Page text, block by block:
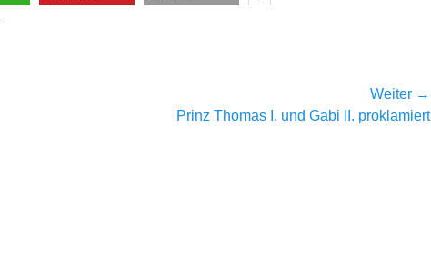
Weiter →
Prinz Thomas I. und Gabi II. proklamiert